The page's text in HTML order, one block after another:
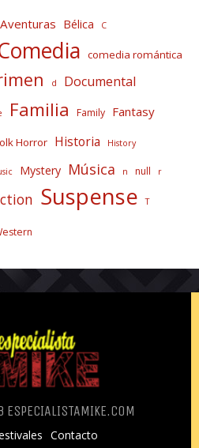
Aventuras Bélica C
comedia romántica
d Documental
Familia Family Fantasy
Horror Historia History
Mystery Música n null r
Suspense T
Contacto